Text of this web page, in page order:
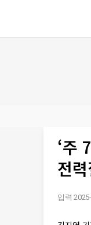
‘주
전
입력